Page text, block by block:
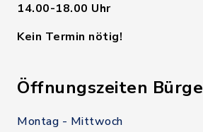
14.00-18.00 Uhr
Kein Termin nötig!
Öffnungszeiten
Montag - Mittwoch